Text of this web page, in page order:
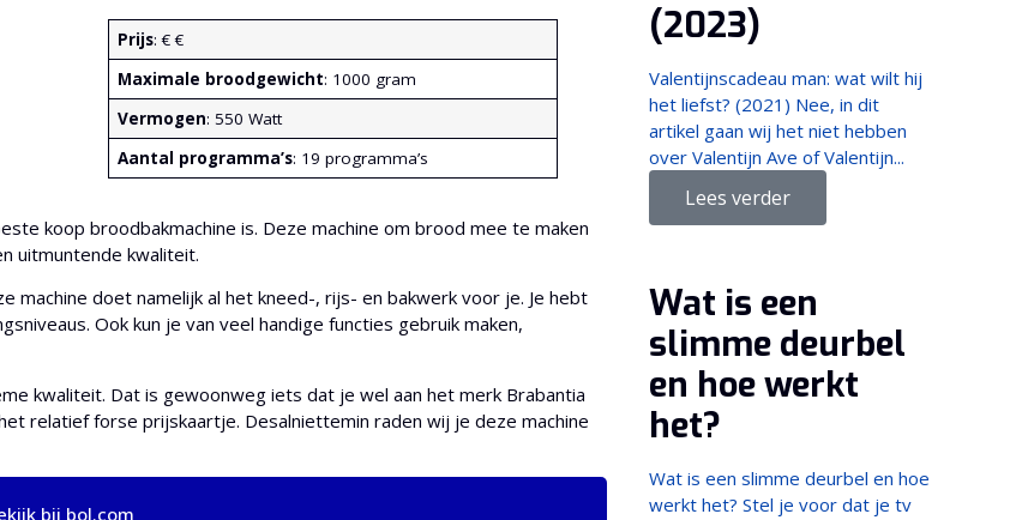
Prijs: € €
Maximale broodgewicht: 1000 gram
Vermogen: 550 Watt
Aantal programma’s: 19 programma’s
koop broodbakmachine is. Deze machine om brood mee te maken
uitmuntende kwaliteit.
machine doet namelijk al het kneed-, rijs- en bakwerk voor je. Je hebt
Ook kun je van veel handige functies gebruik maken,
kwaliteit. Dat is gewoonweg iets dat je wel aan het merk Brabantia
relatief forse prijskaartje. Desalniettemin raden wij je deze machine
bij bol.com
(2023)
Valentijnscadeau man: wat wilt hij
het liefst? (2021) Nee, in dit
artikel gaan wij het niet hebben
over Valentijn Ave of Valentijn...
Lees verder
Wat is een
slimme deurbel
en hoe werkt
het?
Wat is een slimme deurbel en hoe
werkt het? Stel je voor dat je tv